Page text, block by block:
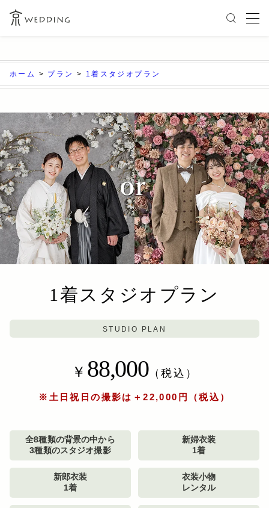
ホーム > プラン > 1着スタジオプラン
1着スタジオプラン
STUDIO PLAN
￥ 88,000（税込）
※土日祝日の撮影は＋22,000円（税込）
全8種類の背景の中から
3種類のスタジオ撮影
新婦衣装
1着
新郎衣装
1着
衣装小物
レンタル